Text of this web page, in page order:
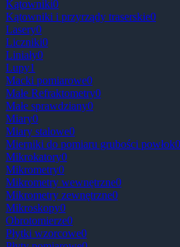
Kątowniki0
Kątowniki i przyrządy traserskie0
Lasery0
Liczniki0
Liniały0
Lupy1
Macki pomiarowe0
Małe Refraktometry0
Małe sprawdziany0
Miary0
Miary stalowe0
Mierniki do pomiaru grubości powłok0
Mikrokatory0
Mikrometry0
Mikrometry wewnętrzne0
Mikrometry zewnętrzne0
Mikroskopy0
Obrotomierze0
Płytki wzorcowe0